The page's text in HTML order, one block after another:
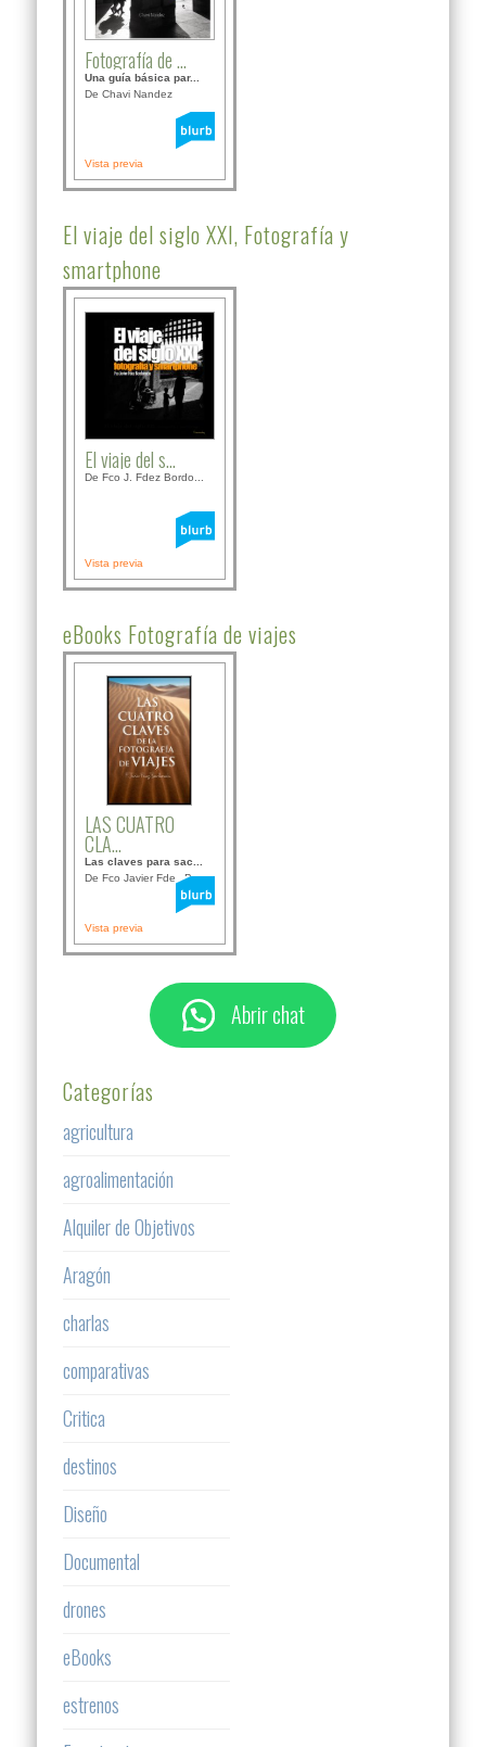
Fotografía de ...
Una guía básica par...
De Chavi Nandez
Vista previa
El viaje del siglo XXI, Fotografía y
smartphone
El viaje del s...
De Fco J. Fdez Bordo...
Vista previa
eBooks Fotografía de viajes
LAS CUATRO
CLA...
Las claves para sac...
De Fco Javier Fdez B...
Vista previa
Abrir chat
Categorías
agricultura
agroalimentación
Alquiler de Objetivos
Aragón
charlas
comparativas
Critica
destinos
Diseño
Documental
drones
eBooks
estrenos